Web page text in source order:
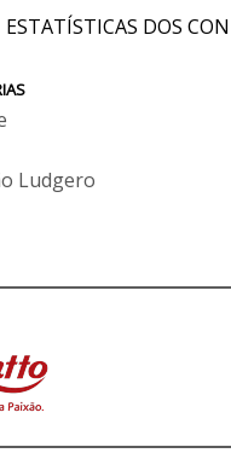
ESTATÍSTICAS DOS
Ludgero